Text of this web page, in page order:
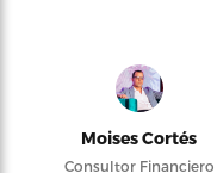
Moises Cortés
Consultor Financiero